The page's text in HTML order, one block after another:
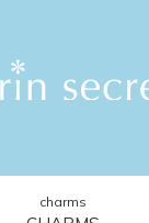
charms